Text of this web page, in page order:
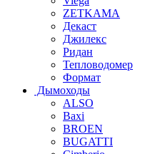
ZETKAMA
Декаст
Джилекс
Ридан
Тепловодомер
Формат
Дымоходы
ALSO
Baxi
BROEN
BUGATTI